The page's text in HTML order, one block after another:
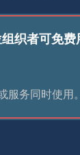
织者可免费
服务同时使用